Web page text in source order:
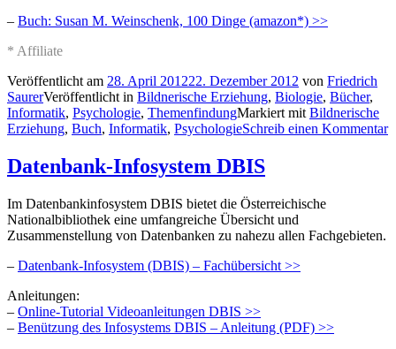
– Buch: Susan M. Weinschenk, 100 Dinge (amazon*) >>
* Affiliate
Veröffentlicht am 28. April 201222. Dezember 2012 von Friedrich
SaurerVeröffentlicht in Bildnerische Erziehung, Biologie, Bücher,
Informatik, Psychologie, ThemenfindungMarkiert mit Bildnerische
Erziehung, Buch, Informatik, PsychologieSchreib einen Kommentar
Datenbank-Infosystem DBIS
Im Datenbankinfosystem DBIS bietet die Österreichische
Nationalbibliothek eine umfangreiche Übersicht und
Zusammenstellung von Datenbanken zu nahezu allen Fachgebieten.
– Datenbank-Infosystem (DBIS) – Fachübersicht >>
Anleitungen:
– Online-Tutorial Videoanleitungen DBIS >>
– Benützung des Infosystems DBIS – Anleitung (PDF) >>